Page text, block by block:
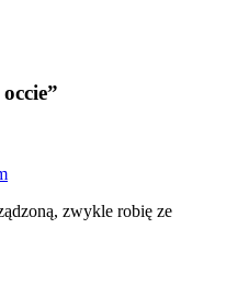
zwykle robię ze